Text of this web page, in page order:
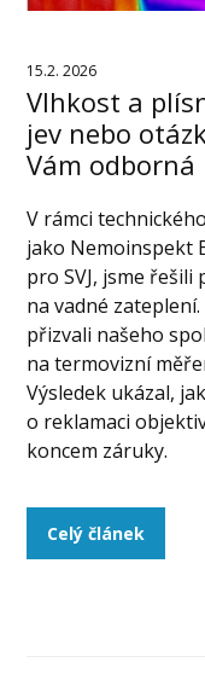
15.2. 2026
Vlhkost a
jev nebo
Vám
V rámci
jako Nemoinspekt
pro SVJ, jsme
na vadné
přizvali našeho
na termovizní
Výsledek ukázal,
o reklamaci
koncem záruky.
Celý článek